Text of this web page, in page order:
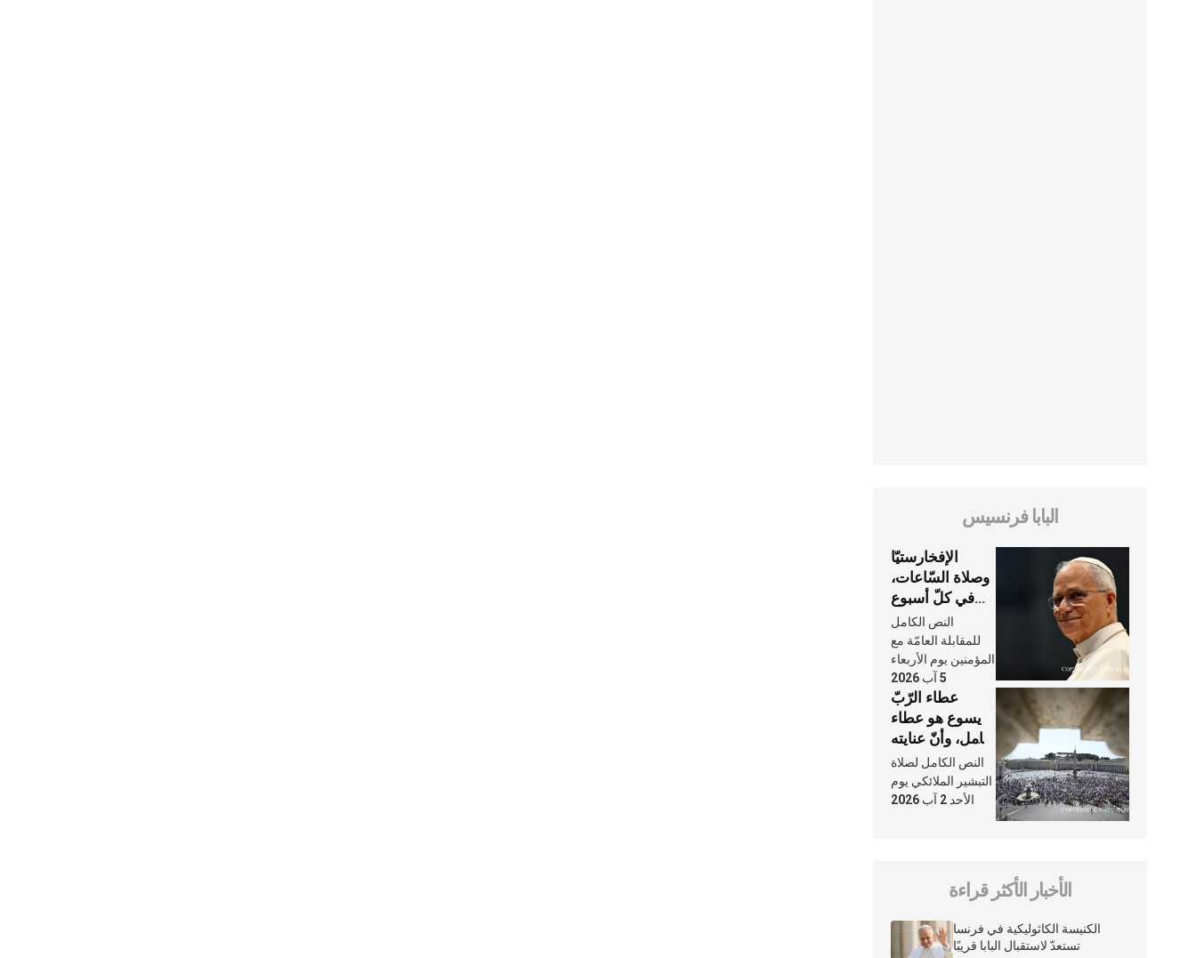
البابا فرنسيس
الإفخارستيّا
وصلاة السّاعات،
في كلّ أسبوع
وكلّ يوم، هما
النَّفَس في حياة
الكنيسة
النص الكامل
للمقابلة العامّة مع
المؤمنين يوم الأربعاء
5 آب 2026
عطاء الرّبّ
يسوع هو عطاء
شامل، وأنّ عنايته
بنا لا تغيب عنّا
أبدًا
النص الكامل لصلاة
التبشير الملائكي يوم
الأحد 2 آب 2026
الأخبار الأكثر قراءة
الكنيسة الكاثوليكية في فرنسا
تستعدّ لاستقبال البابا قريبًا